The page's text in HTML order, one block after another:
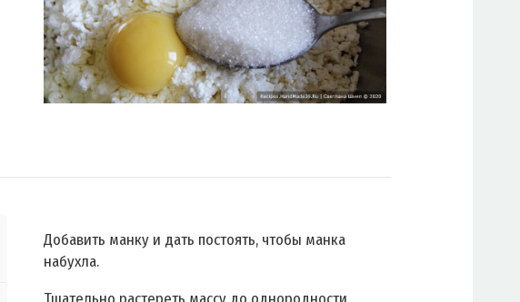
Добавить манку и дать постоять, чтобы манка
набухла.